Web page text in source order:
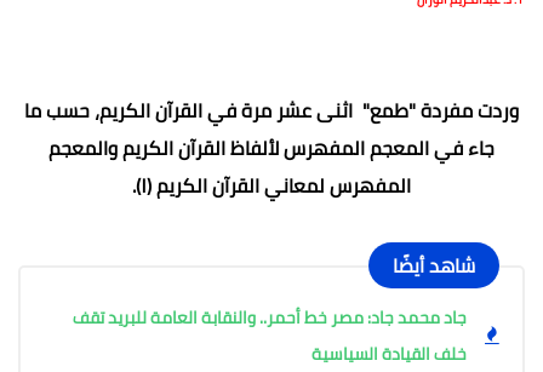
وردت مفردة "طمع" اثنى عشر مرة في القرآن الكريم، حسب ما
جاء في المعجم المفهرس لألفاظ القرآن الكريم والمعجم
المفهرس لمعاني القرآن الكريم (١).
شاهد أيضًا
جاد محمد جاد: مصر خط أحمر.. والنقابة العامة للبريد تقف
خلف القيادة السياسية